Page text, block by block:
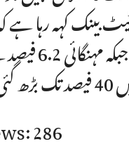
بینک کہہ رہا
11 فیصد ہے
286